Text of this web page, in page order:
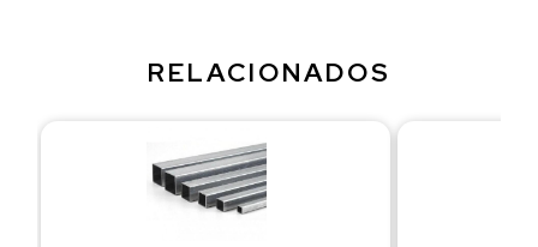
RELACIONADOS